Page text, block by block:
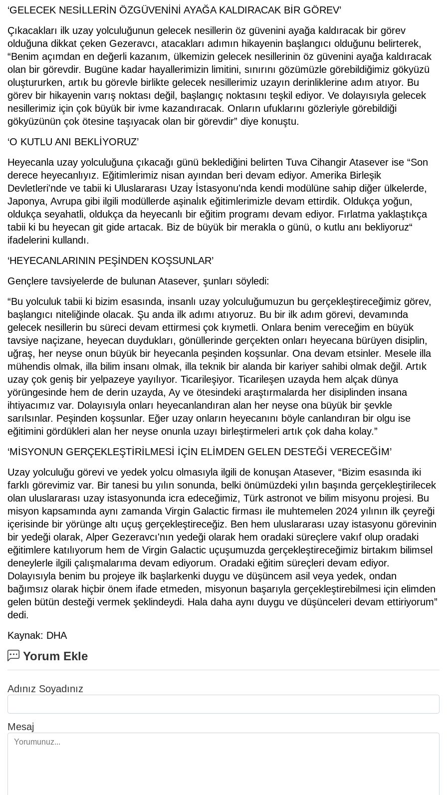
‘GELECEK NESİLLERİN ÖZGÜVENİNİ AYAĞA KALDIRACAK BİR GÖREV’
Çıkacakları ilk uzay yolculuğunun gelecek nesillerin öz güvenini ayağa kaldıracak bir görev
olduğuna dikkat çeken Gezeravcı, atacakları adımın hikayenin başlangıcı olduğunu belirterek,
“Benim açımdan en değerli kazanım, ülkemizin gelecek nesillerinin öz güvenini ayağa kaldıracak
olan bir görevdir. Bugüne kadar hayallerimizin limitini, sınırını gözümüzle görebildiğimiz gökyüzü
oluştururken, artık bu görevle birlikte gelecek nesillerimiz uzayın derinliklerine adım atıyor. Bu
görev bir hikayenin varış noktası değil, başlangıç noktasını teşkil ediyor. Ve dolayısıyla gelecek
nesillerimiz için çok büyük bir ivme kazandıracak. Onların ufuklarını gözleriyle görebildiği
gökyüzünün çok ötesine taşıyacak olan bir görevdir” diye konuştu.
‘O KUTLU ANI BEKLİYORUZ’
Heyecanla uzay yolculuğuna çıkacağı günü beklediğini belirten Tuva Cihangir Atasever ise “Son
derece heyecanlıyız. Eğitimlerimiz nisan ayından beri devam ediyor. Amerika Birleşik
Devletleri'nde ve tabii ki Uluslararası Uzay İstasyonu'nda kendi modülüne sahip diğer ülkelerde,
Japonya, Avrupa gibi ilgili modüllerde aşinalık eğitimlerimizle devam ettirdik. Oldukça yoğun,
oldukça seyahatli, oldukça da heyecanlı bir eğitim programı devam ediyor. Fırlatma yaklaştıkça
tabii ki bu heyecan git gide artacak. Biz de büyük bir merakla o günü, o kutlu anı bekliyoruz“
ifadelerini kullandı.
‘HEYECANLARININ PEŞİNDEN KOŞSUNLAR’
Gençlere tavsiyelerde de bulunan Atasever, şunları söyledi:
“Bu yolculuk tabii ki bizim esasında, insanlı uzay yolculuğumuzun bu gerçekleştireceğimiz görev,
başlangıcı niteliğinde olacak. Şu anda ilk adımı atıyoruz. Bu bir ilk adım görevi, devamında
gelecek nesillerin bu süreci devam ettirmesi çok kıymetli. Onlara benim vereceğim en büyük
tavsiye naçizane, heyecan duydukları, gönüllerinde gerçekten onları heyecana bürüyen disiplin,
uğraş, her neyse onun büyük bir heyecanla peşinden koşsunlar. Ona devam etsinler. Mesele illa
mühendis olmak, illa bilim insanı olmak, illa teknik bir alanda bir kariyer sahibi olmak değil. Artık
uzay çok geniş bir yelpazeye yayılıyor. Ticarileşiyor. Ticarileşen uzayda hem alçak dünya
yörüngesinde hem de derin uzayda, Ay ve ötesindeki araştırmalarda her disiplinden insana
ihtiyacımız var. Dolayısıyla onları heyecanlandıran alan her neyse ona büyük bir şevkle
sarılsınlar. Peşinden koşsunlar. Eğer uzay onların heyecanını böyle canlandıran bir olgu ise
eğitimini gördükleri alan her neyse onunla uzayı birleştirmeleri artık çok daha kolay.”
‘MİSYONUN GERÇEKLEŞTİRİLMESİ İÇİN ELİMDEN GELEN DESTEĞİ VERECEĞİM’
Uzay yolculuğu görevi ve yedek yolcu olmasıyla ilgili de konuşan Atasever, “Bizim esasında iki
farklı görevimiz var. Bir tanesi bu yılın sonunda, belki önümüzdeki yılın başında gerçekleştirilecek
olan uluslararası uzay istasyonunda icra edeceğimiz, Türk astronot ve bilim misyonu projesi. Bu
misyon kapsamında aynı zamanda Virgin Galactic firması ile muhtemelen 2024 yılının ilk çeyreği
içerisinde bir yörünge altı uçuş gerçekleştireceğiz. Ben hem uluslararası uzay istasyonu görevinin
bir yedeği olarak, Alper Gezeravcı'nın yedeği olarak hem oradaki süreçlere vakıf olup oradaki
eğitimlere katılıyorum hem de Virgin Galactic uçuşumuzda gerçekleştireceğimiz birtakım bilimsel
deneylerle ilgili çalışmalarıma devam ediyorum. Oradaki eğitim süreçleri devam ediyor.
Dolayısıyla benim bu projeye ilk başlarkenki duygu ve düşüncem asil veya yedek, ondan
bağımsız olarak hiçbir önem ifade etmeden, misyonun başarıyla gerçekleştirebilmesi için elimden
gelen bütün desteği vermek şeklindeydi. Hala daha aynı duygu ve düşünceleri devam ettiriyorum”
dedi.
Kaynak: DHA
Yorum Ekle
Adınız Soyadınız
Mesaj